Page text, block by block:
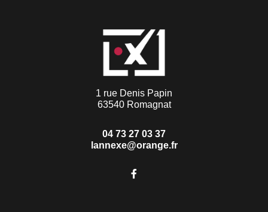
1 rue Denis Papin
63540 Romagnat
04 73 27 03 37
lannexe@orange.fr